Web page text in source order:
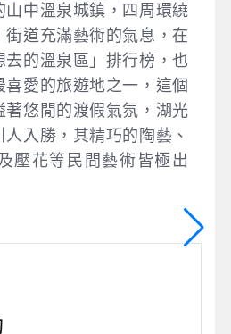
山中溫泉城鎮，四周環繞
街道充滿藝術的氣息，在
去的溫泉區」排行榜，也
喜愛的旅遊地之一，這個
著悠閒的渡假氣氛，湖光
入勝，其精巧的陶藝、
壓花等民間藝術皆極出